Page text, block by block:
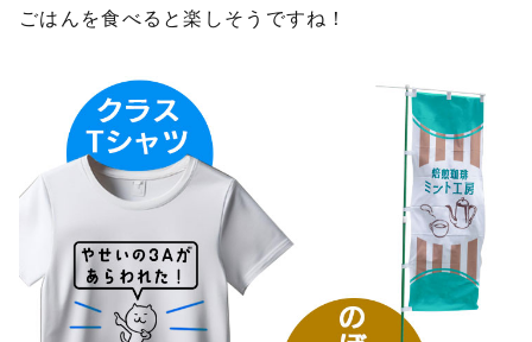
ごはんを食べると楽しそうですね！